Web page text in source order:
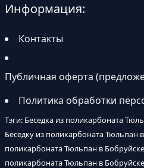
Информация:
Контакты
Публичная оферта
Политика обработки
Тэги: Беседка из поликарбоната
Беседку из поликарбоната Тюльпан
поликарбоната Тюльпан в
поликарбоната Тюльпан в